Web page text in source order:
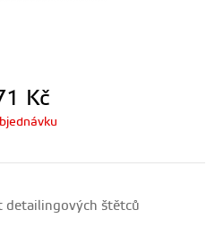
Kč
detailingových štětců